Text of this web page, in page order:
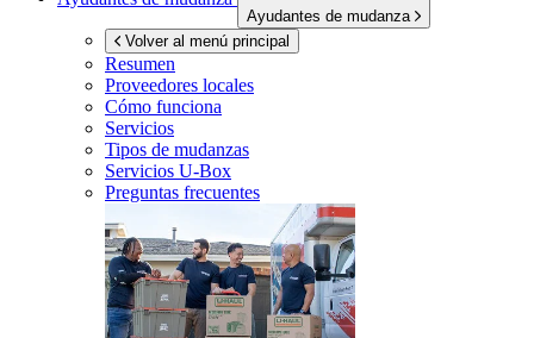
Ayudantes de mudanza
Volver al menú principal
Resumen
Proveedores locales
Cómo funciona
Servicios
Tipos de mudanzas
Servicios U-Box
Preguntas frecuentes